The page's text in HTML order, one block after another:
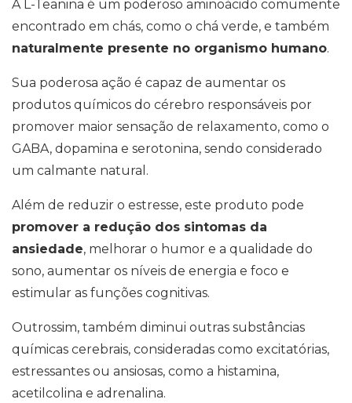
A L-Teanina é um poderoso aminoácido comumente
encontrado em chás, como o chá verde, e também
naturalmente presente no organismo humano.
Sua poderosa ação é capaz de aumentar os
produtos químicos do cérebro responsáveis por
promover maior sensação de relaxamento, como o
GABA, dopamina e serotonina, sendo considerado
um calmante natural.
Além de reduzir o estresse, este produto pode
promover a redução dos sintomas da
ansiedade, melhorar o humor e a qualidade do
sono, aumentar os níveis de energia e foco e
estimular as funções cognitivas.
Outrossim, também diminui outras substâncias
químicas cerebrais, consideradas como excitatórias,
estressantes ou ansiosas, como a histamina,
acetilcolina e adrenalina.